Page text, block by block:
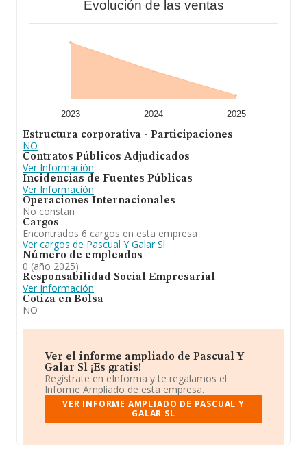
realización de trabajos de carpintería metalica de
aluminio y hierro, realización de estructuras metalicas y
cerramientos de aluminio, automatizacion de puertas y
trabajos accesorios relacionados con estas actividades.
o. Se ha posicionado más abajo en el ranking de
Evolución de las ventas
2023 2024 2025
Estructura corporativa - Participaciones
NO
Contratos Públicos Adjudicados
Ver Información
Incidencias de Fuentes Públicas
Ver Información
Operaciones Internacionales
No constan
Cargos
Encontrados 6 cargos en esta empresa
Ver cargos de Pascual Y Galar Sl
Número de empleados
0 (año 2025)
Responsabilidad Social Empresarial
Ver Información
Cotiza en Bolsa
NO
Ver el informe ampliado de Pascual Y
Galar Sl ¡Es gratis!
Regístrate en eInforma y te regalamos el
Informe Ampliado de esta empresa.
VER INFORME AMPLIADO DE PASCUAL Y
GALAR SL